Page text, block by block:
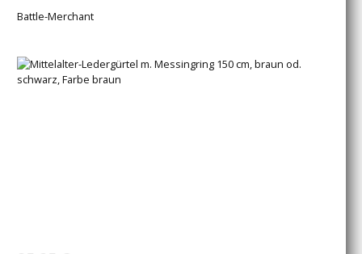
Battle-Merchant
Bildergalerie überspringen